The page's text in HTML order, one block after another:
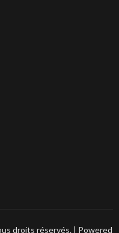
droits réservés. | Powered